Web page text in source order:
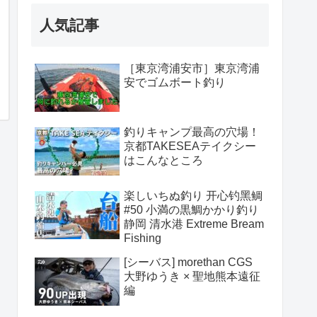
人気記事
［東京湾浦安市］東京湾浦
安でゴムボート釣り
釣りキャンプ最高の穴場！
京都TAKESEAテイクシー
はこんなところ
楽しいちぬ釣り 开心钓黑鲷
#50 小満の黒鯛かかり釣り
静岡 清水港 Extreme Bream
Fishing
[シーバス] morethan CGS
大野ゆうき × 聖地熊本遠征
編